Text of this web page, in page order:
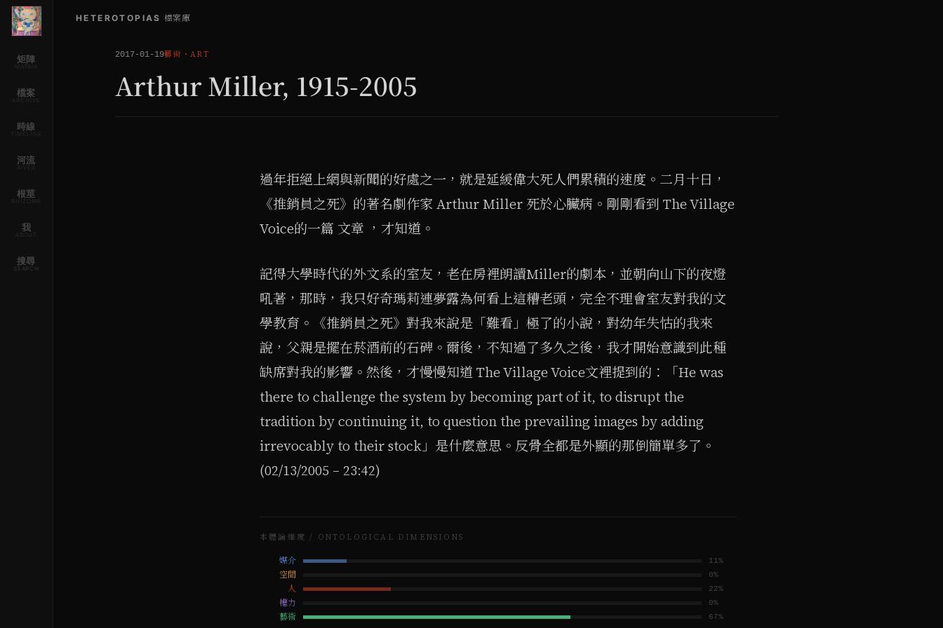
矩陣
MATRIX
檔案
ARCHIVE
時線
TIMELINE
河流
RIVER
根莖
RHIZOME
我
ABOUT
搜尋
SEARCH
HETEROTOPIAS 檔案庫
2017-01-19藝術 ・ ART
Arthur Miller, 1915-2005
過年拒絕上網與新聞的好處之一，就是延緩偉大死人們累積的速度。二月十日，
《推銷員之死》的著名劇作家 Arthur Miller 死於心臟病。剛剛看到 The Village
Voice的一篇 文章 ，才知道。
記得大學時代的外文系的室友，老在房裡朗讀Miller的劇本，並朝向山下的夜燈
吼著，那時，我只好奇瑪莉連夢露為何看上這糟老頭，完全不理會室友對我的文
學教育。《推銷員之死》對我來說是「難看」極了的小說，對幼年失怙的我來
說，父親是擺在菸酒前的石碑。爾後，不知過了多久之後，我才開始意識到此種
缺席對我的影響。然後，才慢慢知道 The Village Voice文裡提到的：「He was
there to challenge the system by becoming part of it, to disrupt the
tradition by continuing it, to question the prevailing images by adding
irrevocably to their stock」是什麼意思。反骨全都是外顯的那倒簡單多了。
(02/13/2005 – 23:42)
本體論維度 / ONTOLOGICAL DIMENSIONS
媒介 11%
空間 0%
人 22%
權力 0%
藝術 67%